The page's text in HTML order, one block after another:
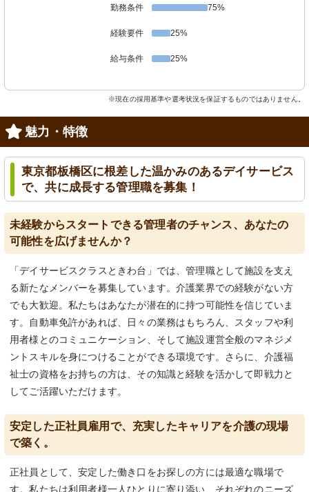
勤務条件 75%
経験要件 25%
給与条件 25%
※現在の採用基準や選考状況を保証するものではありません。
魅力・特徴
東京都板橋区に根差した温かみのあるデイサービス
で、共に成長する管理職を募集！
未経験からスタートできる管理者のチャンス、あなたの
可能性を広げませんか？
「デイサービスクラスときわ台」では、管理職として施設を支え
る新たなメンバーを募集しています。介護業界での経験がない方
でも大歓迎。私たちはあなたが潜在的に持つ可能性を信じていま
す。自動車免許があれば、日々の業務はもちろん、スタッフや利
用者様とのコミュニケーション、そして施設運営全般のマネジメ
ントスキルを身につけることができる環境です。さらに、介護福
祉士の資格をお持ちの方は、その知識と経験を活かして即戦力と
してご活躍いただけます。
安定した正社員雇用で、充実したキャリアを介護の現場
で築く。
正社員として、安定した働き口をお探しの方には最適な職場で
す。私たちは利用者様一人ひとりに寄り添い、それぞれのニーズ